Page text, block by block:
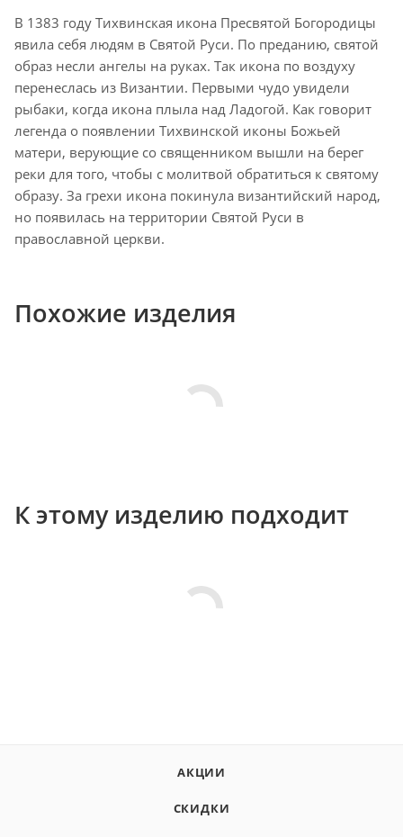
В 1383 году Тихвинская икона Пресвятой Богородицы
явила себя людям в Святой Руси. По преданию, святой
образ несли ангелы на руках. Так икона по воздуху
перенеслась из Византии. Первыми чудо увидели
рыбаки, когда икона плыла над Ладогой. Как говорит
легенда о появлении Тихвинской иконы Божьей
матери, верующие со священником вышли на берег
реки для того, чтобы с молитвой обратиться к святому
образу. За грехи икона покинула византийский народ,
но появилась на территории Святой Руси в
православной церкви.
Похожие изделия
К этому изделию подходит
АКЦИИ
СКИДКИ